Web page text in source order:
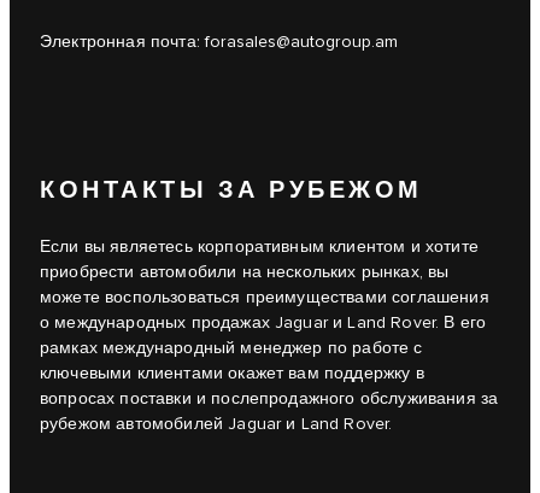
Электронная почта:forasales@autogroup.am
КОНТАКТЫ ЗА РУБЕЖОМ
Если вы являетесь корпоративным клиентом и хотите
приобрести автомобили на нескольких рынках, вы
можете воспользоваться преимуществами соглашения
о международных продажах Jaguar и Land Rover. В его
рамках международный менеджер по работе с
ключевыми клиентами окажет вам поддержку в
вопросах поставки и послепродажного обслуживания за
рубежом автомобилей Jaguar и Land Rover.